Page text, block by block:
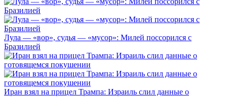
Лула — «вор», судья — «мусор»: Милей поссорился с
Бразилией
Иран взял на прицел Трампа: Израиль слил данные о